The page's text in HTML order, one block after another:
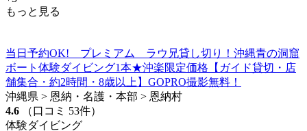
もっと見る
当日予約OK! プレミアム ラウ兄貸し切り！沖縄青の洞窟
ボート体験ダイビング1本★沖楽限定価格【ガイド貸切・店
舗集合・約2時間・8歳以上】GOPRO撮影無料！
沖縄県 > 恩納・名護・本部 > 恩納村
4.6
（口コミ 53件）
体験ダイビング